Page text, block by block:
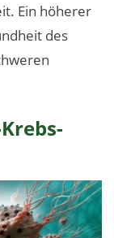
Ein höherer
des